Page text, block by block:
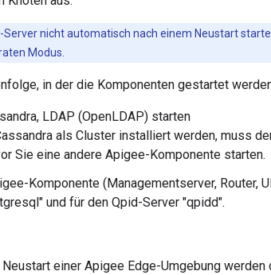
Server nicht automatisch nach einem Neustart
Modus.
in der die Komponenten gestartet
LDAP (OpenLDAP) starten
als Cluster installiert werden, muss
Sie eine andere Apigee-Komponente starten.
Komponente (Managementserver, Router,
und für den Qpid-Server "qpidd".
einer Apigee Edge-Umgebung